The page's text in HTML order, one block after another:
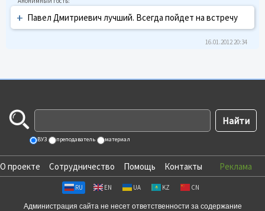
+ Павел Дмитриевич лучший. Всегда пойдет на встречу
16.01.2012 20:34
ВУЗ преподаватель материал
О проекте Сотрудничество Помощь Контакты Реклама
RU EN UA KZ CN
Администрация сайта не несет ответственности за содержание